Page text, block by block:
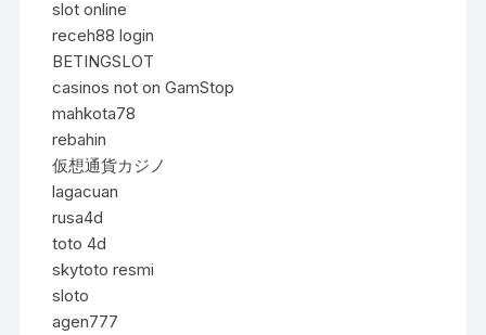
slot online
receh88 login
BETINGSLOT
casinos not on GamStop
mahkota78
rebahin
仮想通貨カジノ
lagacuan
rusa4d
toto 4d
skytoto resmi
sloto
agen777